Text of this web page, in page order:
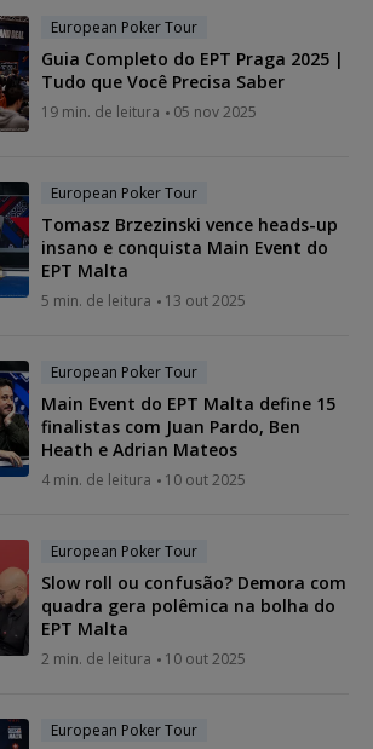
European Poker Tour
Guia Completo do EPT Praga 2025 |
Tudo que Você Precisa Saber
19 min. de leitura 05 nov 2025
European Poker Tour
Tomasz Brzezinski vence heads-up
insano e conquista Main Event do
EPT Malta
5 min. de leitura 13 out 2025
European Poker Tour
Main Event do EPT Malta define 15
finalistas com Juan Pardo, Ben
Heath e Adrian Mateos
4 min. de leitura 10 out 2025
European Poker Tour
Slow roll ou confusão? Demora com
quadra gera polêmica na bolha do
EPT Malta
2 min. de leitura 10 out 2025
European Poker Tour